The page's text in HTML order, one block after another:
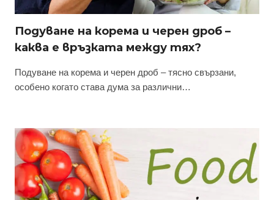
Подуване на корема и черен дроб –
каква е връзката между тях?
Подуване на корема и черен дроб – тясно свързани,
особено когато става дума за различни…